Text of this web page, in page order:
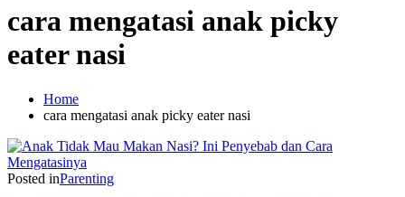
cara mengatasi anak picky
eater nasi
Home
cara mengatasi anak picky eater nasi
Posted inParenting